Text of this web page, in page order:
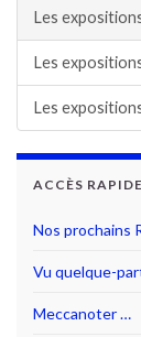
Les
Les
Les
ACCÈS
Nos prochains
Vu quelque-
Meccanoter …